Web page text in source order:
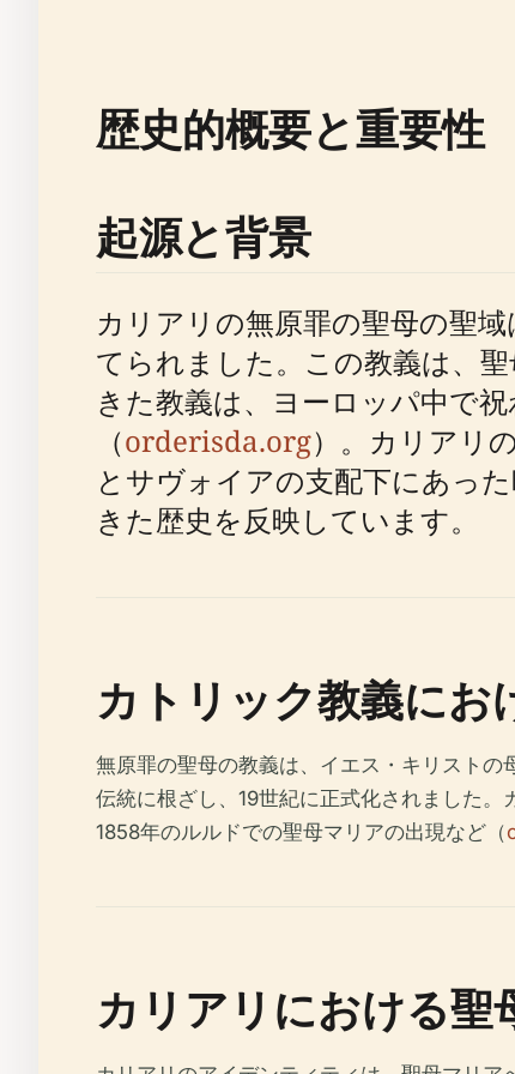
歴史的概要と重要性
起源と背景
カリアリの無原罪の聖母の聖
てられました。この教義は、
きた教義は、ヨーロッパ中で
（orderisda.org）。カリアリ
とサヴォイアの支配下にあっ
きた歴史を反映しています。
カトリック教義にお
無原罪の聖母の教義は、イエス・キリスト
伝統に根ざし、19世紀に正式化されました
1858年のルルドでの聖母マリアの出現など（
カリアリにおける聖